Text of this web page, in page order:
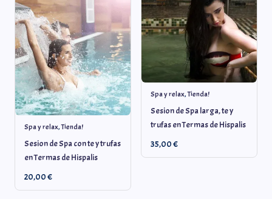
Spa y relax,Tienda!
Sesion de Spa con te y trufas
en Termas de Hispalis
20,00€
Spa y relax,Tienda!
Sesion de Spa larga, te y
trufas en Termas de Hispalis
35,00€